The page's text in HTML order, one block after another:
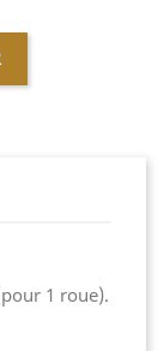
1 roue).